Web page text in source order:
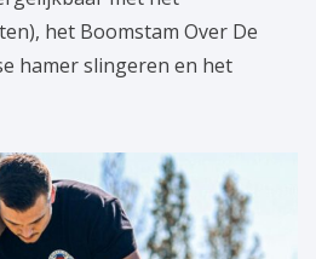
het Boomstam Over De
hamer slingeren en het